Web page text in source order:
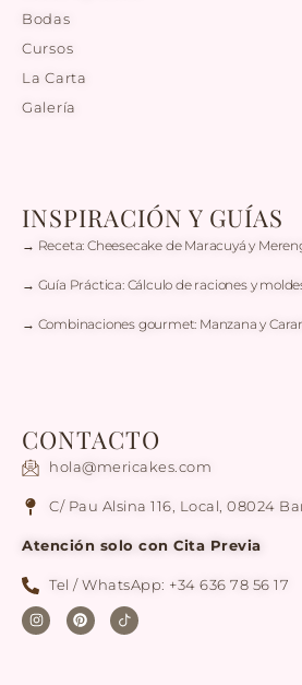
Bodas
Cursos
La Carta
Galería
INSPIRACIÓN Y GUÍAS
→ Receta: Cheesecake de Maracuyá y
→ Guía Práctica: Cálculo de raciones y
→ Combinaciones gourmet: Manzana y
CONTACTO
hola@mericakes.com
C/ Pau Alsina 116, Local, 08024
Atención solo con Cita Previa
Tel / WhatsApp: +34 636 78 56 17